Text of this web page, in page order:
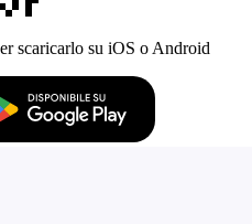
scaricarlo su iOS o Android